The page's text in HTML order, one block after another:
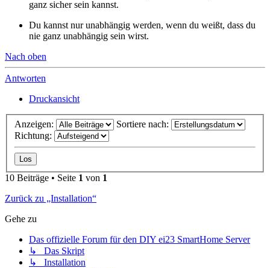
ganz sicher sein kannst.
Du kannst nur unabhängig werden, wenn du weißt, dass du
nie ganz unabhängig sein wirst.
Nach oben
Antworten
Druckansicht
Anzeigen:
Sortiere nach:
Richtung:
10 Beiträge • Seite 1 von 1
Zurück zu „Installation“
Gehe zu
Das offizielle Forum für den DIY ei23 SmartHome Server
↳ Das Skript
↳ Installation